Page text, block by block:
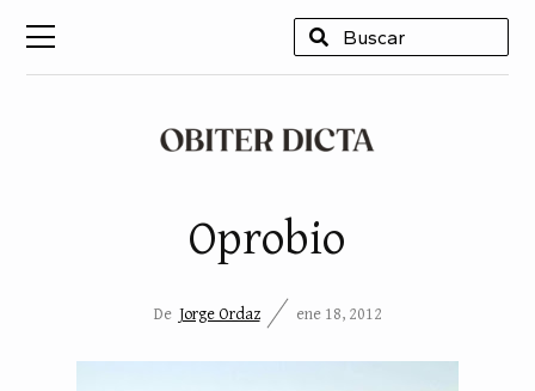
Oprobio
De Jorge Ordaz ene 18, 2012